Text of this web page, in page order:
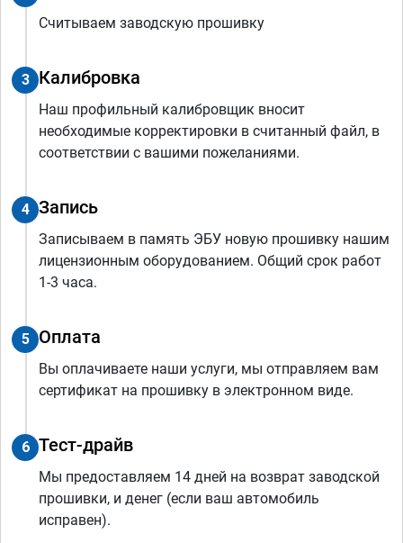
Считываем заводскую прошивку
3 Калибровка
Наш профильный калибровщик вносит
необходимые корректировки в считанный файл, в
соответствии с вашими пожеланиями.
4 Запись
Записываем в память ЭБУ новую прошивку нашим
лицензионным оборудованием. Общий срок работ
1-3 часа.
5 Оплата
Вы оплачиваете наши услуги, мы отправляем вам
сертификат на прошивку в электронном виде.
6 Тест-драйв
Мы предоставляем 14 дней на возврат заводской
прошивки, и денег (если ваш автомобиль
исправен).